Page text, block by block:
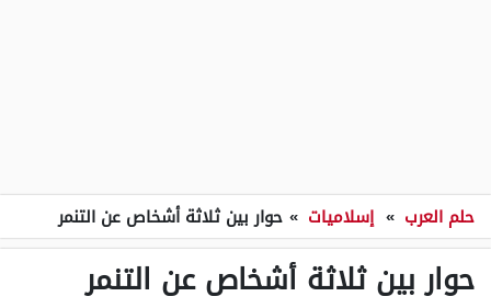
حلم العرب » إسلاميات » حوار بين ثلاثة أشخاص عن التنمر
حوار بين ثلاثة أشخاص عن التنمر